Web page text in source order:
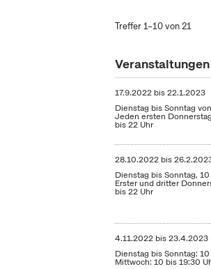
Treffer 1–10 von 21
17.9.2022 bis22.1.2023
Dienstag bis Sonntag
Jeden ersten
bis 22 Uhr
28.10.2022 bis
Dienstag bis Sonntag,
Erster und dritter
bis 22 Uhr
4.11.2022 bis23.4.2023
Dienstag bis Sonntag:
Mittwoch: 10 bis 19:30